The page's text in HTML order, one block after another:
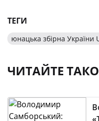
ТЕГИ
юнацька збірна України
ЧИТАЙТЕ